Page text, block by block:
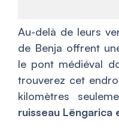
Au-delà de leurs
de Benja offrent
le pont médiéval
trouverez cet
kilomètres
ruisseau Lëngarica